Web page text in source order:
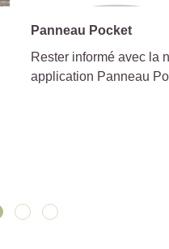
Panneau Pocket
Rester informé avec la
application Panneau